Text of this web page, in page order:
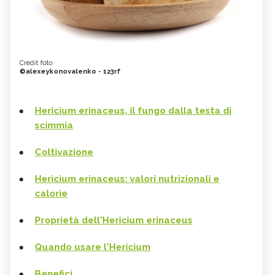
Credit foto
©alexeykonovalenko - 123rf
Hericium erinaceus, il fungo dalla testa di
scimmia
Coltivazione
Hericium erinaceus: valori nutrizionali e
calorie
Proprietà dell'Hericium erinaceus
Quando usare l'Hericium